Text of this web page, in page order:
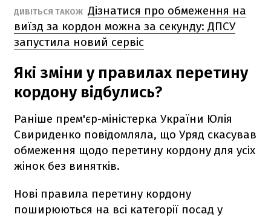
ДИВІТЬСЯ ТАКОЖ Дізнатися про обмеження на
виїзд за кордон можна за секунду: ДПСУ
запустила новий сервіс
Які зміни у правилах перетину
кордону відбулись?
Раніше прем'єр-міністерка України Юлія
Свириденко повідомляла, що Уряд скасував
обмеження щодо перетину кордону для усіх
жінок без винятків.
Нові правила перетину кордону
поширюються на всі категорії посад у